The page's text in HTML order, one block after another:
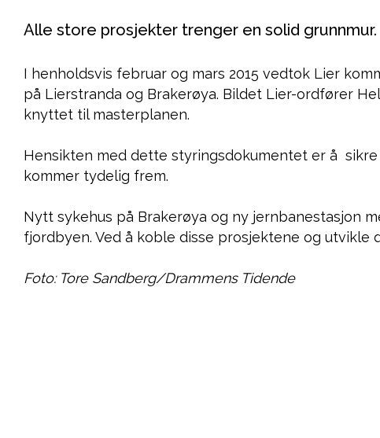
Alle store prosjekter trenger en solid grunnmur.
I henholdsvis februar og mars 2015 vedtok Lier
på Lierstranda og Brakerøya. Bildet Lier-ordfører
knyttet til masterplanen.
Hensikten med dette styringsdokumentet er å
kommer tydelig frem.
Nytt sykehus på Brakerøya og ny jernbanestasjon
fjordbyen. Ved å koble disse prosjektene og
Foto: Tore Sandberg/Drammens Tidende